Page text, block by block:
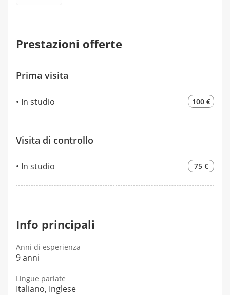
Prestazioni offerte
Prima visita
In studio 100 €
Visita di controllo
In studio 75 €
Info principali
Anni di esperienza
9 anni
Lingue parlate
Italiano, Inglese